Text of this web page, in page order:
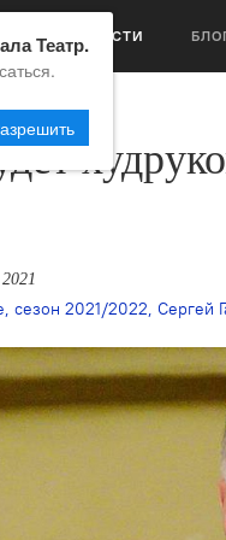
НОВОСТИ
, сезон 2021/2022, Сергей
Театр.